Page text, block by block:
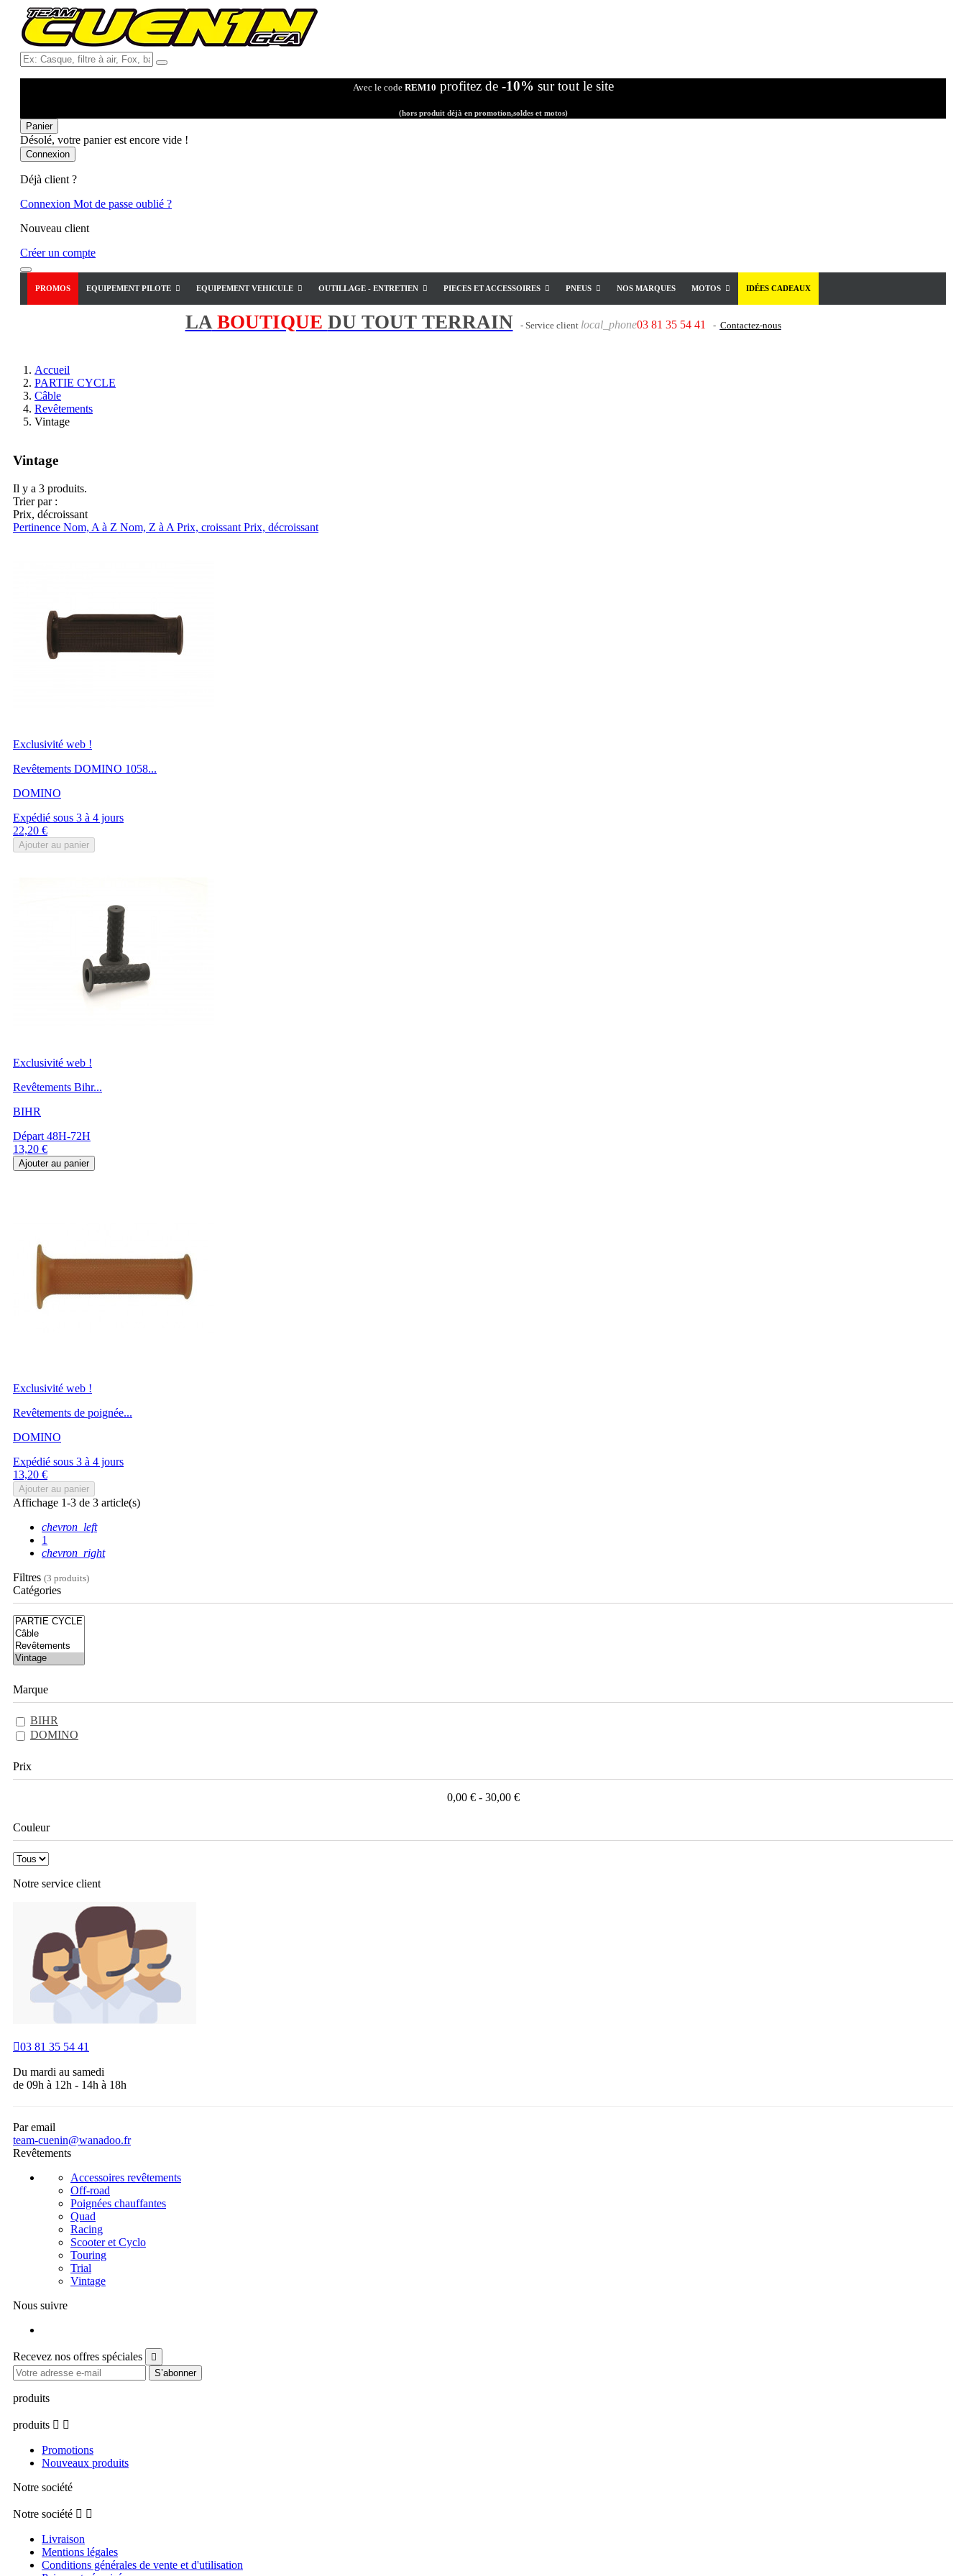
Ex:
Casque,
Fox,
...
Avec le code REM10 profitez de -10% sur tout le site
(hors produit déjà en promotion,soldes et motos)
Panier
Désolé, votre panier est encore vide !
Connexion
Déjà client ?
Connexion Mot de passe oublié ?
Nouveau client
Créer un compte
PROMOS EQUIPEMENT PILOTE EQUIPEMENT VEHICULE OUTILLAGE - ENTRETIEN PIECES ET ACCESSOIRES PNEUS NOS MARQUES MOTOS IDÉES CADEAUX
LABOUTIQUE DU TOUT TERRAIN - Service client local_phone03 81 35 54 41 - Contactez-nous
Accueil
PARTIE CYCLE
Câble
Revêtements
Vintage
Vintage
Il y a 3 produits.
Trier par :
Prix, décroissant
Pertinence Nom, A à Z Nom, Z à A Prix, croissant Prix, décroissant
Exclusivité web !
Revêtements DOMINO 1058...
DOMINO
Expédié sous 3 à 4 jours
Prix
22,20 €
Ajouter au panier
Exclusivité web !
Revêtements Bihr...
BIHR
Départ 48H-72H
Prix
13,20 €
Ajouter au panier
Exclusivité web !
Revêtements de poignée...
DOMINO
Expédié sous 3 à 4 jours
Prix
13,20 €
Ajouter au panier
Affichage 1-3 de 3 article(s)
chevron_left
1
chevron_right
Filtres (3 produits)
Catégories
Marque
BIHR
DOMINO
Prix
0,00 € - 30,00 €
Couleur
Notre service client
03 81 35 54 41
Du mardi au samedi
de 09h à 12h - 14h à 18h
Par email
team-cuenin@wanadoo.fr
Revêtements
Accessoires revêtements
Off-road
Poignées chauffantes
Quad
Racing
Scooter et Cyclo
Touring
Trial
Vintage
Nous suivre
Recevez nos offres spéciales 
produits
produits  
Promotions
Nouveaux produits
Notre société
Notre société  
Livraison
Mentions légales
Conditions générales de vente et d'utilisation